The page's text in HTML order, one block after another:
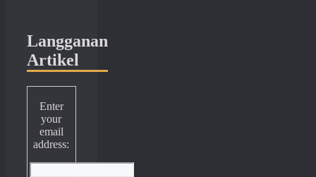
Langganan
Artikel
Enter
your
email
address: